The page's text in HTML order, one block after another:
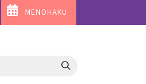
MENOHAKU
Hae